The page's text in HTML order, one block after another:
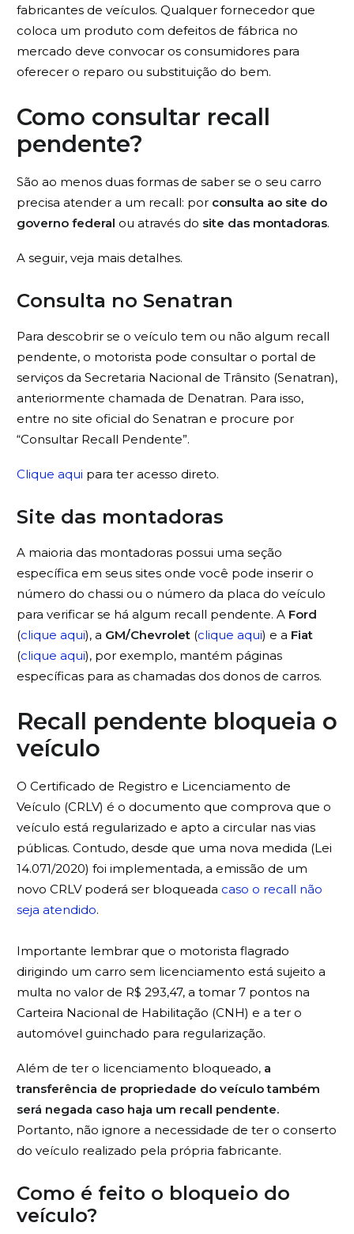
fabricantes de veículos. Qualquer fornecedor que
coloca um produto com defeitos de fábrica no
mercado deve convocar os consumidores para
oferecer o reparo ou substituição do bem.
Como consultar recall
pendente?
São ao menos duas formas de saber se o seu carro
precisa atender a um recall: por consulta ao site do
governo federal ou através do site das montadoras.
A seguir, veja mais detalhes.
Consulta no Senatran
Para descobrir se o veículo tem ou não algum recall
pendente, o motorista pode consultar o portal de
serviços da Secretaria Nacional de Trânsito (Senatran),
anteriormente chamada de Denatran. Para isso,
entre no site oficial do Senatran e procure por
“Consultar Recall Pendente”.
Clique aqui para ter acesso direto.
Site das montadoras
A maioria das montadoras possui uma seção
específica em seus sites onde você pode inserir o
número do chassi ou o número da placa do veículo
para verificar se há algum recall pendente. A Ford
(clique aqui), a GM/Chevrolet (clique aqui) e a Fiat
(clique aqui), por exemplo, mantém páginas
específicas para as chamadas dos donos de carros.
Recall pendente bloqueia o
veículo
O Certificado de Registro e Licenciamento de
Veículo (CRLV) é o documento que comprova que o
veículo está regularizado e apto a circular nas vias
públicas. Contudo, desde que uma nova medida (Lei
14.071/2020) foi implementada, a emissão de um
novo CRLV poderá ser bloqueada caso o recall não
seja atendido.
Importante lembrar que o motorista flagrado
dirigindo um carro sem licenciamento está sujeito a
multa no valor de R$ 293,47, a tomar 7 pontos na
Carteira Nacional de Habilitação (CNH) e a ter o
automóvel guinchado para regularização.
Além de ter o licenciamento bloqueado, a
transferência de propriedade do veículo também
será negada caso haja um recall pendente.
Portanto, não ignore a necessidade de ter o conserto
do veículo realizado pela própria fabricante.
Como é feito o bloqueio do
veículo?